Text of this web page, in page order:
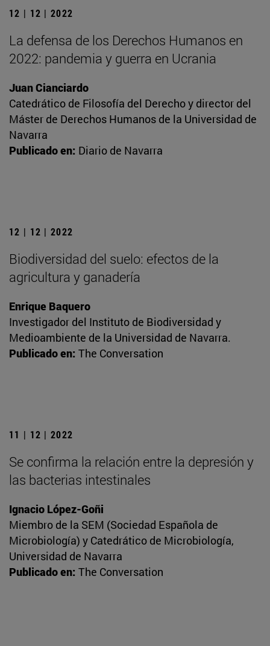
12 | 12 | 2022
La defensa de los Derechos Humanos en
2022: pandemia y guerra en Ucrania
Juan Cianciardo
Catedrático de Filosofía del Derecho y director del
Máster de Derechos Humanos de la Universidad de
Navarra
Publicado en: Diario de Navarra
12 | 12 | 2022
Biodiversidad del suelo: efectos de la
agricultura y ganadería
Enrique Baquero
Investigador del Instituto de Biodiversidad y
Medioambiente de la Universidad de Navarra.
Publicado en: The Conversation
11 | 12 | 2022
Se confirma la relación entre la depresión y
las bacterias intestinales
Ignacio López-Goñi
Miembro de la SEM (Sociedad Española de
Microbiología) y Catedrático de Microbiología,
Universidad de Navarra
Publicado en: The Conversation